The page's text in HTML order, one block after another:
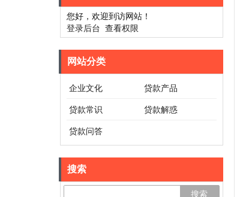
您好，欢迎到访网站！
登录后台 查看权限
网站分类
企业文化 贷款产品
贷款常识 贷款解惑
贷款问答
搜索